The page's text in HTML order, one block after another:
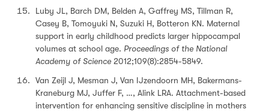
Luby JL, Barch DM, Belden A, Gaffrey MS, Tillman R,
Casey B, Tomoyuki N, Suzuki H, Botteron KN. Maternal
support in early childhood predicts larger hippocampal
volumes at school age. Proceedings of the National
Academy of Science 2012;109(8):2854-5849.
Van Zeijl J, Mesman J, Van IJzendoorn MH, Bakermans-
Kraneburg MJ, Juffer F, …, Alink LRA. Attachment-based
intervention for enhancing sensitive discipline in mothers